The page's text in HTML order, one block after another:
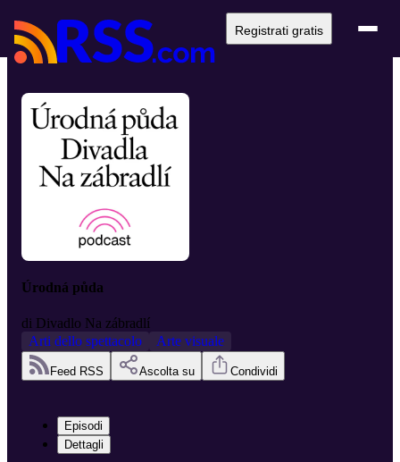
Registrati gratis
Úrodná půda
di Divadlo Na zábradlí
Arti dello spettacolo
Arte visuale
Feed RSS Ascolta su Condividi
Episodi
Dettagli